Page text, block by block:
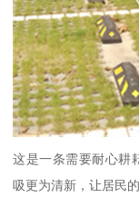
这是一条需要耐心耕
吸更为清新，让居民